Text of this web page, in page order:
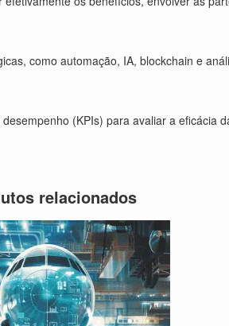
como automação, IA, blockchain e
(KPIs) para avaliar a eficácia
relacionados